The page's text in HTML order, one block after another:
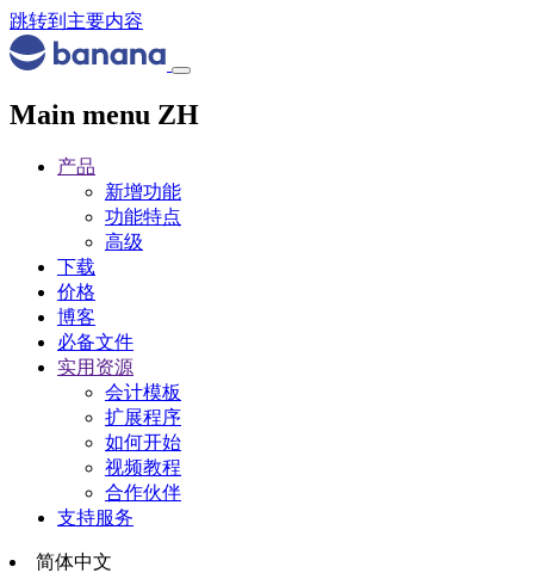
跳转到主要内容
Main menu ZH
产品
新增功能
功能特点
高级
下载
价格
博客
必备文件
实用资源
会计模板
扩展程序
如何开始
视频教程
合作伙伴
支持服务
简体中文